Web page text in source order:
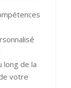
long de la
votre